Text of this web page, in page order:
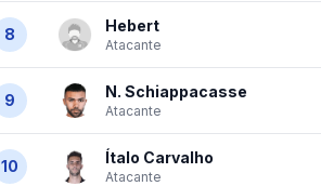
8 Hebert
Atacante
9 N. Schiappacasse
Atacante
10 Ítalo Carvalho
Atacante